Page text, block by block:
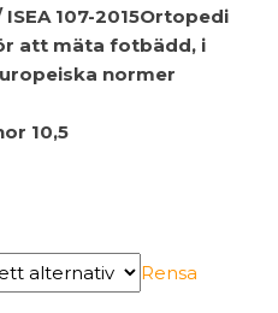
107-2015Ortopedi
att mäta fotbädd, i
normer
10,5
Rensa